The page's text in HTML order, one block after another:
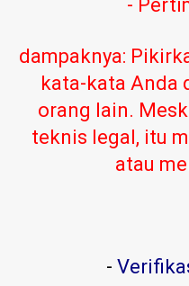
-
dampaknya:
kata-kata Anda
orang lain.
teknis legal, itu
atau
-